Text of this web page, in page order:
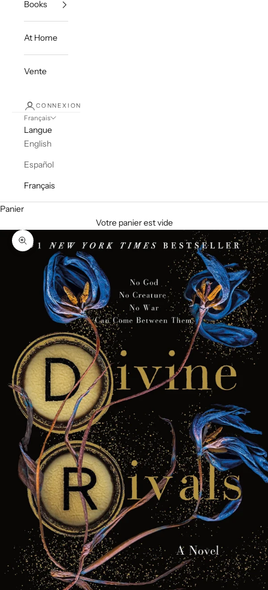
Books
At Home
Vente
CONNEXION
Français
Langue
English
Español
Français
Panier
Votre panier est vide
Zoomer sur l'image